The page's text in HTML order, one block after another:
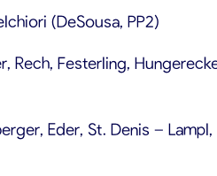
(DeSousa, PP2)
Rech, Festerling,
Eder, St. Denis – Lampl,